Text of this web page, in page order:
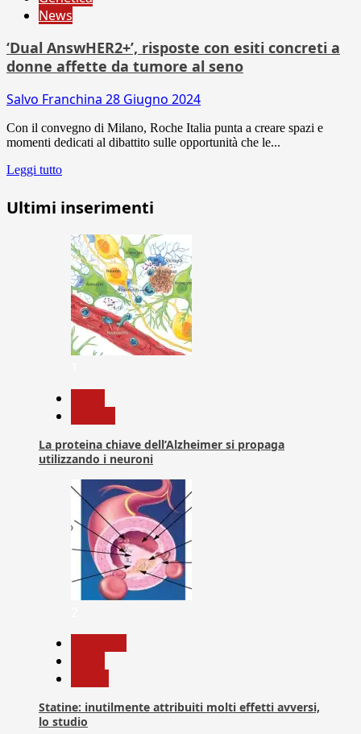
News
‘Dual AnswHER2+’, risposte con esiti concreti a
donne affette da tumore al seno
Salvo Franchina 28 Giugno 2024
Con il convegno di Milano, Roche Italia punta a creare spazi e
momenti dedicati al dibattito sulle opportunità che le...
Leggi tutto
Ultimi inserimenti
La proteina chiave dell’Alzheimer si propaga
utilizzando i neuroni
Statine: inutilmente attribuiti molti effetti avversi,
lo studio